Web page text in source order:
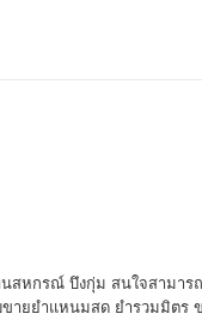
สหกรณ์ บึงกุ่ม สนใจสามาร
ขายยำแหนมสด ยำรวมมิตร